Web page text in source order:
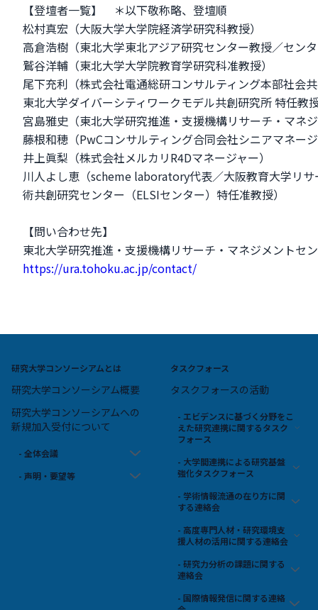
【登壇者一覧】 ＊以下敬称略、登壇順
松村真宏（大阪大学大学院経済学研究科教授）
高倉浩樹（東北大学東北アジア研究センター教授／セン
鷲谷洋輔（東北大学大学院教育学研究科准教授）
尾下充利（株式会社電通総研コンサルティング本部社
東北大学ダイバーシティワークモデル共創研究所 特任教
宮島雅史（東北大学研究推進・支援機構リサーチ・マネ
藤根和穂（PwCコンサルティング合同会社シニアマネー
井上眞梨（株式会社メルカリR4Dマネージャー）
川人よし恵（scheme laboratory代表／大阪教育大学リ
術共創研究センター（ELSIセンター）特任准教授）
【問い合わせ先】
東北大学研究推進・支援機構リサーチ・マネジメントセ
https://ura.tohoku.ac.jp/contact/
研究大学コンソーシアムとは
研究大学コンソーシアム概要
研究大学コンソーシアムへの
新規加入受付について
- 全体会議
- 声明・要望等
タスクフォース
タスクフォースの活動
- エビデンスに基づく分野をこ
えた研究連携に関するタスク
フォース
- 大学間連携による研究基盤
強化タスクフォース
- 学術情報流通の在り方に関
する連絡会
- 高度専門人材・研究環境支
援人材の活用に関する連絡会
- 研究力分析の課題に関する
連絡会
- 国際情報発信に関する連絡